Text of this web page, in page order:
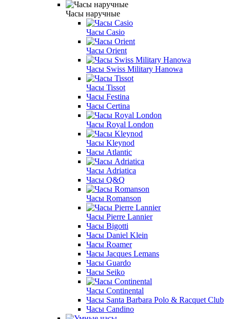
Часы наручные
Часы Casio
Часы Orient
Часы Swiss Military Hanowa
Часы Tissot
Часы Festina
Часы Certina
Часы Royal London
Часы Kleynod
Часы Atlantic
Часы Adriatica
Часы Q&Q
Часы Romanson
Часы Pierre Lannier
Часы Bigotti
Часы Daniel Klein
Часы Roamer
Часы Jacques Lemans
Часы Guardo
Часы Seiko
Часы Continental
Часы Santa Barbara Polo & Racquet Club
Часы Candino